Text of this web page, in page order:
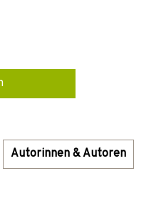
Autorinnen & Autoren